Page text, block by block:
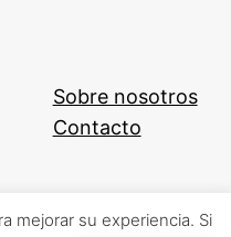
Sobre nosotros
Contacto
mejorar su experiencia. Si